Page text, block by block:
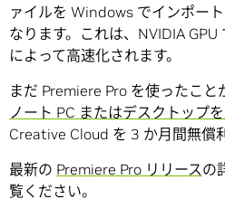
ァイルを Windows でインポー
なります。これは、NVIDIA
によって高速化されます。
まだ Premiere Pro を使ったこと
ノート PC またはデスクトップ
Creative Cloud を 3 か月間無償
最新の Premiere Pro リリースの
覧ください。